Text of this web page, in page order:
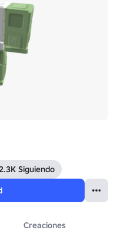
Siguiendo
Creaciones